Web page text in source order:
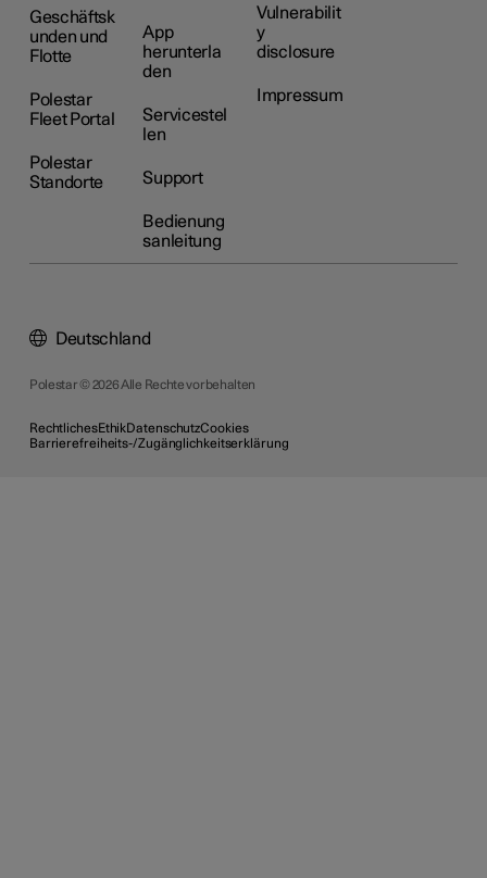
Geschäftsk
unden und
Flotte
Polestar
Fleet Portal
Polestar
Standorte
App
herunterla
den
Servicestel
len
Support
Bedienung
sanleitung
Vulnerabilit
y
disclosure
Impressum
Polestar © 2026 Alle Rechte vorbehalten
RechtlichesEthikDatenschutzCookies
Barrierefreiheits-/Zugänglichkeitserklärung
Deutschland